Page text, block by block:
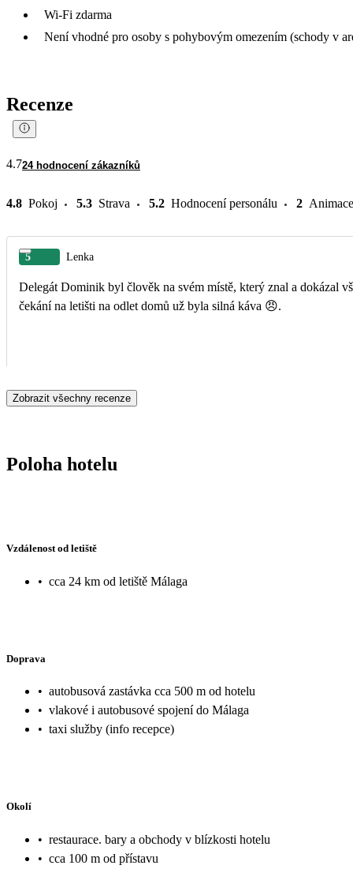
Wi-Fi zdarma
Není vhodné pro osoby s pohybovým omezením (schody v
Recenze
4.724 hodnocení zákazníků
4.8 Pokoj 5.3 Strava 5.2 Hodnocení personálu 2 Animace
5 Lenka
Delegát Dominik byl člověk na svém místě, který znal a dokázal
čekání na letišti na odlet domů už byla silná káva 😠.
Zobrazit všechny recenze
Poloha hotelu
Vzdálenost od letiště
• cca 24 km od letiště Málaga
Doprava
• autobusová zastávka cca 500 m od hotelu
• vlakové i autobusové spojení do Málaga
• taxi služby (info recepce)
Okolí
• restaurace. bary a obchody v blízkosti hotelu
• cca 100 m od přístavu